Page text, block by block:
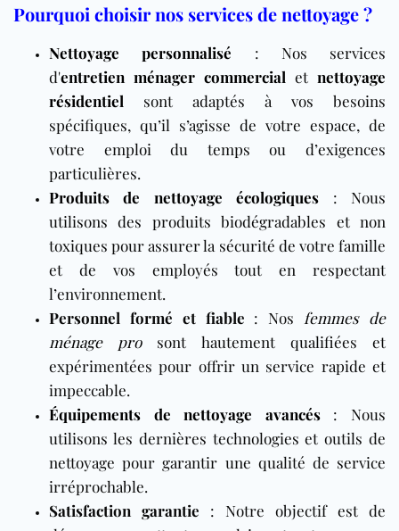
Pourquoi choisir nos services de nettoyage ?
Nettoyage personnalisé : Nos services
d'entretien ménager commercial et nettoyage
résidentiel sont adaptés à vos besoins
spécifiques, qu’il s’agisse de votre espace, de
votre emploi du temps ou d’exigences
particulières.
Produits de nettoyage écologiques : Nous
utilisons des produits biodégradables et non
toxiques pour assurer la sécurité de votre famille
et de vos employés tout en respectant
l’environnement.
Personnel formé et fiable : Nos femmes de
ménage prosont hautement qualifiées et
expérimentées pour offrir un service rapide et
impeccable.
Équipements de nettoyage avancés: Nous
utilisons les dernières technologies et outils de
nettoyage pour garantir une qualité de service
irréprochable.
Satisfaction garantie : Notre objectif est de